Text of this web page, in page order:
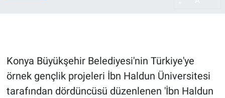
Konya Büyükşehir Belediyesi'nin Türkiye'ye
örnek gençlik projeleri İbn Haldun Üniversitesi
tarafından dördüncüsü düzenlenen 'İbn Haldun